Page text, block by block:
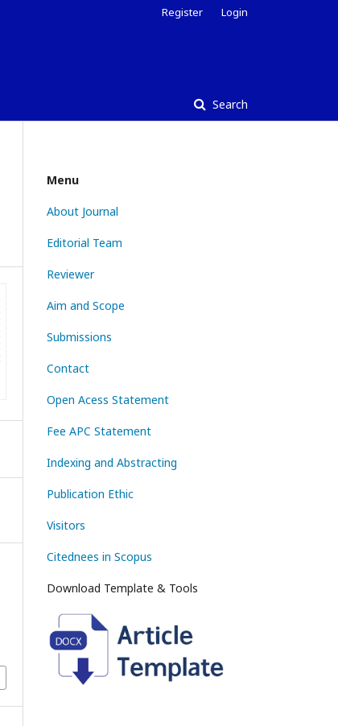
Search
Register Login
Menu
About Journal
Editorial Team
Reviewer
Aim and Scope
Submissions
Contact
Open Acess Statement
Fee APC Statement
Indexing and Abstracting
Publication Ethic
Visitors
Citednees in Scopus
Download Template & Tools